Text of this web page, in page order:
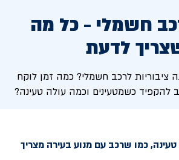
חשמלי - כל מה
לדעת
ציבוריות לרכב חשמלי? כמה זמן לוקח
להקפיד כשמטעינים וכמה עולה טעינה?
כמו שרכב עם מנוע בעירה מצריך